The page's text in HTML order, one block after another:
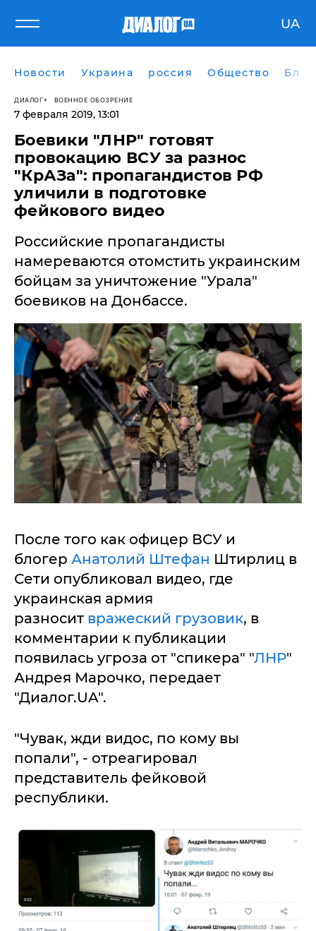
UA
Новости Украина россия Общество
ДИАЛОГ ВОЕННОЕ ОБОЗРЕНИЕ
7 февраля 2019, 13:01
Боевики "ЛНР" готовят
провокацию ВСУ за разнос
"КрАЗа": пропагандистов РФ
уличили в подготовке
фейкового видео
Российские пропагандисты
намереваются отомстить украинским
бойцам за уничтожение "Урала"
боевиков на Донбассе.
После того как офицер ВСУ и
блогер Анатолий Штефан Штирлиц в
Сети опубликовал видео, где
украинская армия
разносит вражеский грузовик, в
комментарии к публикации
появилась угроза от "спикера" "ЛНР"
Андрея Марочко, передает
"Диалог.UA".
"Чувак, жди видос, по кому вы
попали", - отреагировал
представитель фейковой
республики.